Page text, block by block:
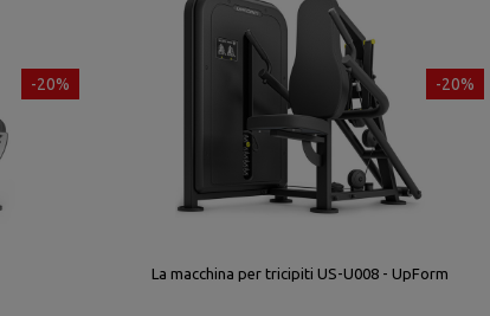
-20% -20%
La macchina per tricipiti US-U008 - UpForm